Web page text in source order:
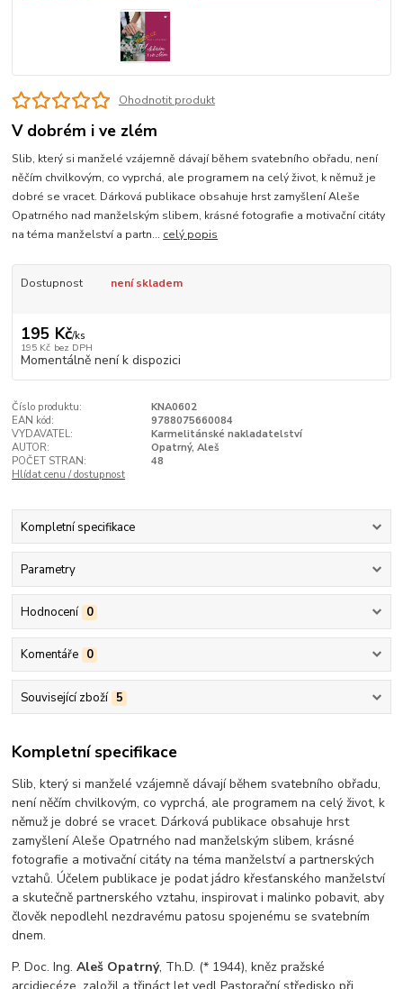
Ohodnotit produkt
V dobrém i ve zlém
Slib, který si manželé vzájemně dávají během svatebního obřadu, není
něčím chvilkovým, co vyprchá, ale programem na celý život, k němuž je
dobré se vracet. Dárková publikace obsahuje hrst zamyšlení Aleše
Opatrného nad manželským slibem, krásné fotografie a motivační citáty
na téma manželství a partn... celý popis
Dostupnost není skladem
195 Kč/ks
195 Kč bez DPH
Momentálně není k dispozici
Číslo produktu:
KNA0602
EAN kód:
9788075660084
VYDAVATEL:
Karmelitánské nakladatelství
AUTOR:
Opatrný, Aleš
POČET STRAN:
48
Hlídat cenu / dostupnost
Kompletní specifikace
Parametry
Hodnocení 0
Komentáře 0
Související zboží 5
Kompletní specifikace
Slib, který si manželé vzájemně dávají během svatebního obřadu,
není něčím chvilkovým, co vyprchá, ale programem na celý život, k
němuž je dobré se vracet. Dárková publikace obsahuje hrst
zamyšlení Aleše Opatrného nad manželským slibem, krásné
fotografie a motivační citáty na téma manželství a partnerských
vztahů. Účelem publikace je podat jádro křesťanského manželství
a skutečně partnerského vztahu, inspirovat i malinko pobavit, aby
člověk nepodlehl nezdravému patosu spojenému se svatebním
dnem.
P. Doc. Ing.Aleš Opatrný, Th.D. (* 1944), kněz pražské